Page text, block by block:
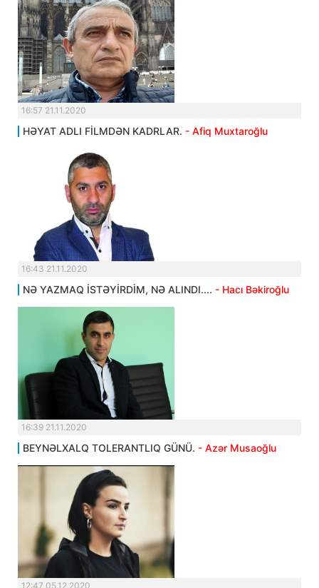
16:57 21.11.2020
HƏYAT ADLI FİLMDƏN KADRLAR. - Afiq Muxtaroğlu
16:43 21.11.2020
NƏ YAZMAQ İSTƏYİRDİM, NƏ ALINDI.... - Hacı Bəkiroğlu
16:39 21.11.2020
BEYNƏLXALQ TOLERANTLIQ GÜNÜ. - Azər Musaoğlu
12:47 05.12.2020